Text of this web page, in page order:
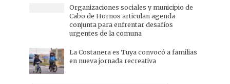
Organizaciones sociales y municipio de
Cabo de Hornos articulan agenda
conjunta para enfrentar desafíos
urgentes de la comuna
La Costanera es Tuya convocó a familias
en nueva jornada recreativa